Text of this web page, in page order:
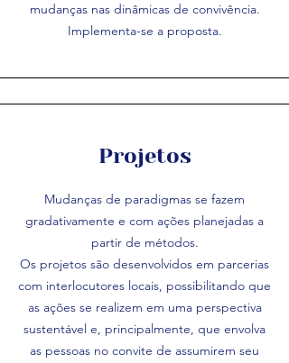
mudanças nas dinâmicas de convivência.
Implementa-se a proposta.
Projetos
Mudanças de paradigmas se fazem
gradativamente e com ações planejadas a
partir de métodos.
Os projetos são desenvolvidos em parcerias
com interlocutores locais, possibilitando que
as ações se realizem em uma perspectiva
sustentável e, principalmente, que envolva
as pessoas no convite de assumirem seu